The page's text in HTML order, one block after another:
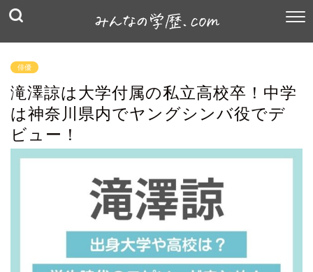
俳優
滝澤諒は大学付属の私立高校卒！中学
は神奈川県内でヤングシンバ役でデ
ビュー！